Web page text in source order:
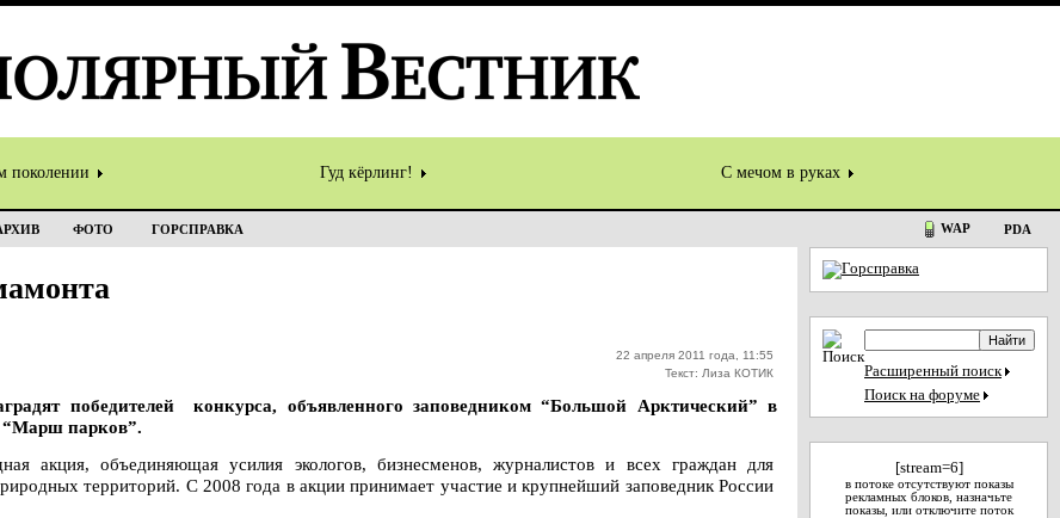
поколении Гуд кёрлинг! С мечом в руках
ФОТО ГОРСПРАВКА WAP PDA
22 апреля 2011 года, 11:55
Текст: Лиза КОТИК
победителей конкурса, объявленного заповедником “Большой Арктический” в
“Марш парков”.
акция, объединяющая усилия экологов, бизнесменов, журналистов и всех граждан для
территорий. С 2008 года в акции принимает участие и крупнейший заповедник России
Расширенный поиск
Поиск на форуме
[stream=6]
в потоке отсутствуют показы
рекламных блоков, назначьте
показы, или отключите поток